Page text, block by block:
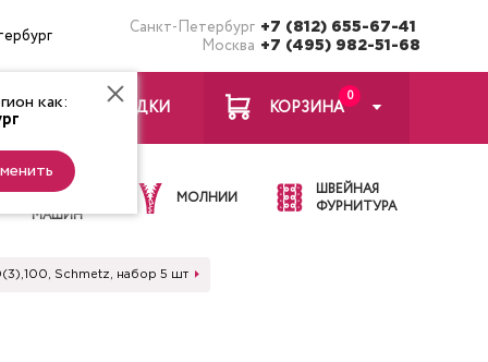
Санкт-Петербург +7 (812) 655-67-41
Москва +7 (495) 982-51-68
как: ЗАКЛАДКИ
0
КОРЗИНА
ИГЛЫ ДЛЯ
ШВЕЙНЫХ
МАШИН
МОЛНИИ
ШВЕЙНАЯ
ФУРНИТУРА
Schmetz, набор 5 шт